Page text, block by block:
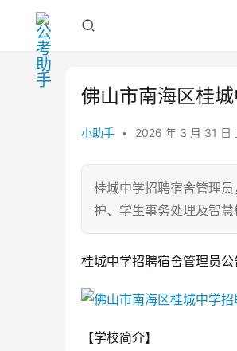
佛山市南海区桂
小助手 • 2026 年 3 月 31 日
桂城中学招聘宿舍管理
护、学生事务处理及智
桂城中学招聘宿舍管理员公
【学校简介】